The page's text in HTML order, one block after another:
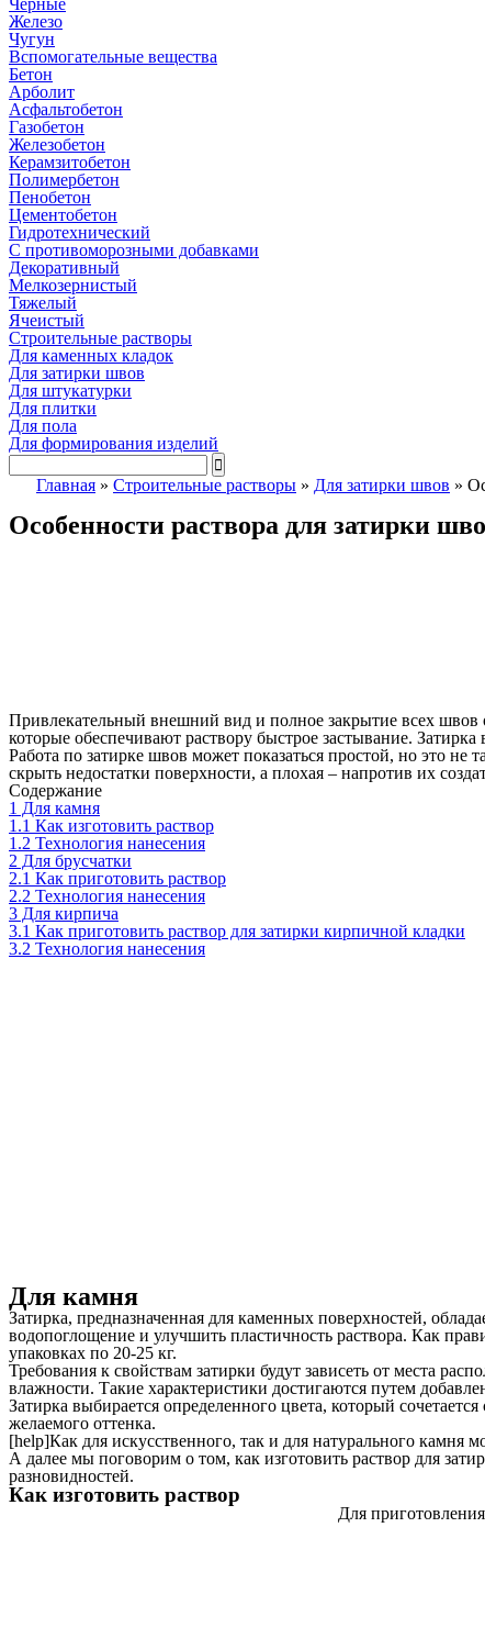
Чёрные
Железо
Чугун
Вспомогательные вещества
Бетон
Арболит
Асфальтобетон
Газобетон
Железобетон
Керамзитобетон
Полимербетон
Пенобетон
Цементобетон
Гидротехнический
C противоморозными добавками
Декоративный
Мелкозернистый
Тяжелый
Ячеистый
Строительные растворы
Для каменных кладок
Для затирки швов
Для штукатурки
Для плитки
Для пола
Для формирования изделий
Главная » Строительные растворы » Для затирки швов »
Особенности раствора для затирки
Привлекательный внешний вид и полное закрытие всех швов
которые обеспечивают раствору быстрое застывание.
Работа по затирке швов может показаться простой, но это
скрыть недостатки поверхности, а плохая – напротив их
Содержание
1 Для камня
1.1 Как изготовить раствор
1.2 Технология нанесения
2 Для брусчатки
2.1 Как приготовить раствор
2.2 Технология нанесения
3 Для кирпича
3.1 Как приготовить раствор для затирки кирпичной кладки
3.2 Технология нанесения
Для камня
Затирка, предназначенная для каменных поверхностей,
водопоглощение и улучшить пластичность раствора. Как
упаковках по 20-25 кг.
Требования к свойствам затирки будут зависеть от места
влажности. Такие характеристики достигаются путем
Затирка выбирается определенного цвета, который сочетается
желаемого оттенка.
[help]Как для искусственного, так и для натурального камня
А далее мы поговорим о том, как изготовить раствор для
разновидностей.
Как изготовить раствор
Для